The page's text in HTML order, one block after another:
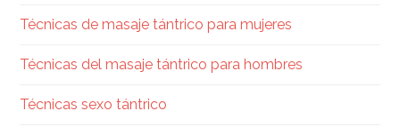
Técnicas de masaje tántrico para mujeres
Técnicas del masaje tántrico para hombres
Técnicas sexo tántrico